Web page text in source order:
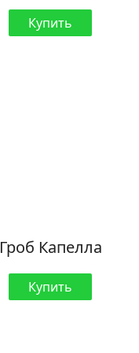
Купить
Гроб Капелла
Купить